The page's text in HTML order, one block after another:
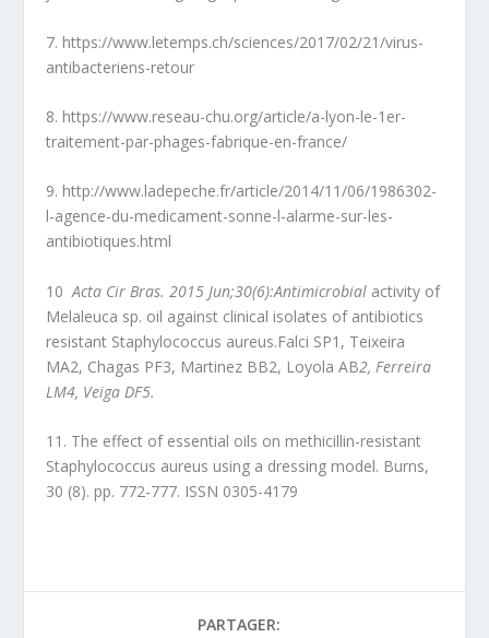
7. https://www.letemps.ch/sciences/2017/02/21/virus-
antibacteriens-retour
8. https://www.reseau-chu.org/article/a-lyon-le-1er-
traitement-par-phages-fabrique-en-france/
9. http://www.ladepeche.fr/article/2014/11/06/1986302-
l-agence-du-medicament-sonne-l-alarme-sur-les-
antibiotiques.html
10Acta Cir Bras. 2015 Jun;30(6):Antimicrobial activity of
Melaleuca sp. oil against clinical isolates of antibiotics
resistant Staphylococcus aureus.Falci SP1 , Teixeira
MA2, Chagas PF3, Martinez BB2, Loyola AB2,Ferreira
LM4, Veiga DF5.
11. The effect of essential oils on methicillin-resistant
Staphylococcus aureus using a dressing model. Burns,
30 (8). pp. 772-777. ISSN 0305-4179
PARTAGER: